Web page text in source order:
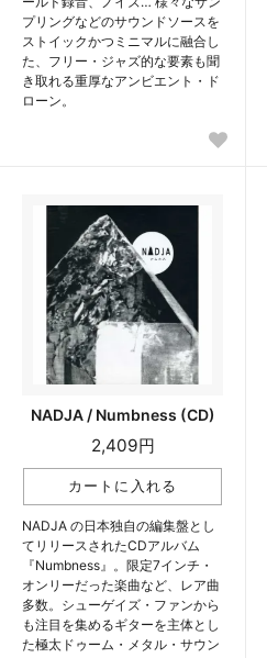
プリングなどのサウンドソースを
ストイックかつミニマルに融合し
た、フリー・ジャズ的な要素も聞
き取れる重厚なアンビエント・ド
ローン。
NADJA / Numbness (CD)
2,409円
NADJA の日本独自の編集盤とし
てリリースされたCDアルバム
『Numbness』。限定7インチ・
オンリーだった楽曲など、レア曲
多数。シューゲイズ・ファンから
も注目を集めるギターを主体とし
た極太ドゥーム・メタル・サウン